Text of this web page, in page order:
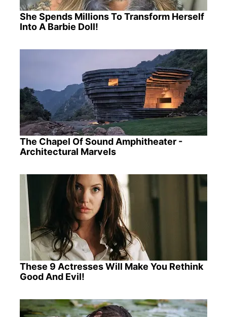
She Spends Millions To Transform Herself
Into A Barbie Doll!
The Chapel Of Sound Amphitheater -
Architectural Marvels
These 9 Actresses Will Make You Rethink
Good And Evil!